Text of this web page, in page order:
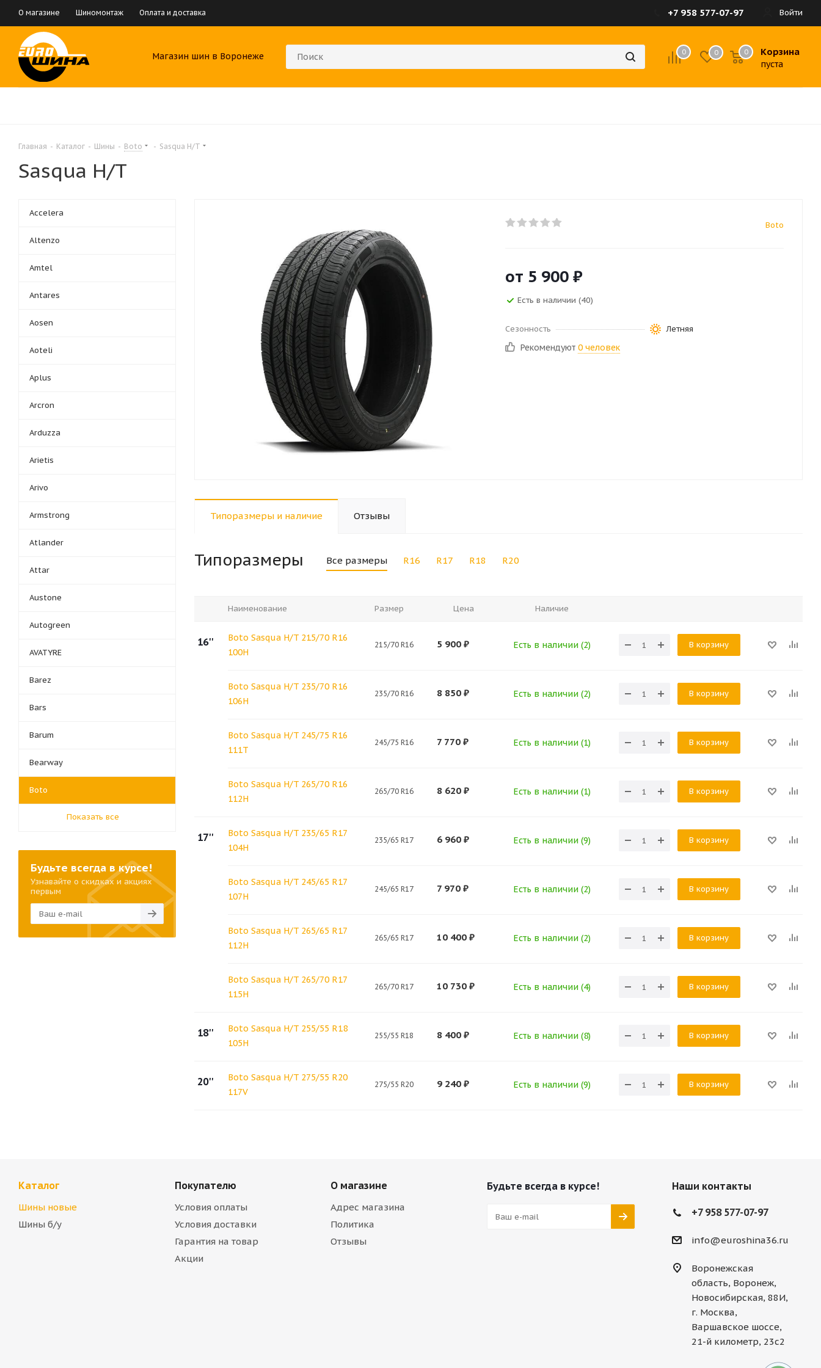
О магазине Шиномонтаж Оплата и доставка Войти
+7 958 577-07-97
Магазин шин в Воронеже 0 0 Корзина
пуста
0
Главная - Каталог - Шины - Boto - Sasqua H/T
Sasqua H/T
Boto
от 5 900 ₽
Есть в наличии (40)
Сезонность Летняя
Рекомендуют 0 человек
Типоразмеры и наличие Отзывы
Типоразмеры Все размеры R16 R17 R18 R20
Наименование Размер Цена Наличие
16''
Boto Sasqua H/T 215/70 R16
100H
215/70 R16 5 900 ₽ Есть в наличии (2) В корзину
Boto Sasqua H/T 235/70 R16
106H
235/70 R16 8 850 ₽ Есть в наличии (2) В корзину
Boto Sasqua H/T 245/75 R16
111T
245/75 R16 7 770 ₽ Есть в наличии (1) В корзину
Boto Sasqua H/T 265/70 R16
112H
265/70 R16 8 620 ₽ Есть в наличии (1) В корзину
17''
Boto Sasqua H/T 235/65 R17
104H
235/65 R17 6 960 ₽ Есть в наличии (9) В корзину
Boto Sasqua H/T 245/65 R17
107H
245/65 R17 7 970 ₽ Есть в наличии (2) В корзину
Boto Sasqua H/T 265/65 R17
112H
265/65 R17 10 400 ₽ Есть в наличии (2) В корзину
Boto Sasqua H/T 265/70 R17
115H
265/70 R17 10 730 ₽ Есть в наличии (4) В корзину
18''
Boto Sasqua H/T 255/55 R18
105H
255/55 R18 8 400 ₽ Есть в наличии (8) В корзину
20''
Boto Sasqua H/T 275/55 R20
117V
275/55 R20 9 240 ₽ Есть в наличии (9) В корзину
Accelera
Altenzo
Amtel
Antares
Aosen
Aoteli
Aplus
Arcron
Arduzza
Arietis
Arivo
Armstrong
Atlander
Attar
Austone
Autogreen
AVATYRE
Barez
Bars
Barum
Bearway
Boto
Показать все
Будьте всегда в курсе!
Узнавайте о скидках и акциях
первым
Каталог
Шины новые
Шины б/у
Покупателю
Условия оплаты
Условия доставки
Гарантия на товар
Акции
О магазине
Адрес магазина
Политика
Отзывы
Будьте всегда в курсе! Наши контакты
+7 958 577-07-97
info@euroshina36.ru
Воронежская
область, Воронеж,
Новосибирская, 88И,
г. Москва,
Варшавское шоссе,
21-й километр, 23с2